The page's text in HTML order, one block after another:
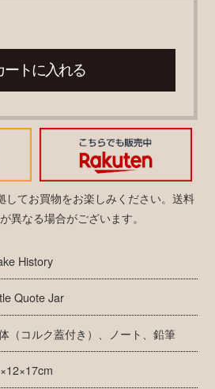
してお買物をお楽しみください。送料
異なる場合がございます。
History
Quote Jar
（コルク蓋付き）、ノート、鉛筆